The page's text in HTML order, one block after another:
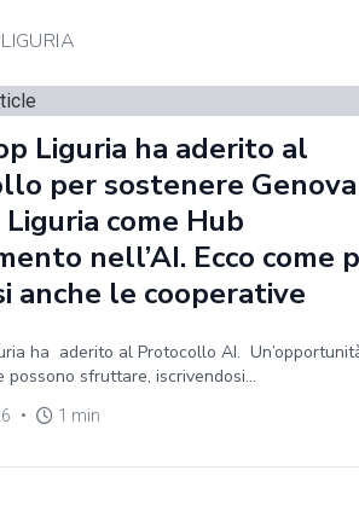
Liguria ha aderito al
per sostenere
come Hub
nell’AI. Ecco come
anche le cooperative
ha aderito al Protocollo AI.
possono sfruttare, iscrivendosi...
• 1 min